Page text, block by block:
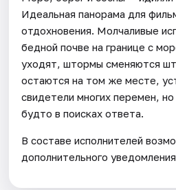
Идеальная панорама для
отдохновения. Молчаливые
бедной почве на границе с
уходят, штормы сменяются
остаются на том же месте,
свидетели многих перемен,
будто в поисках ответа.
В составе исполнителей
дополнительного